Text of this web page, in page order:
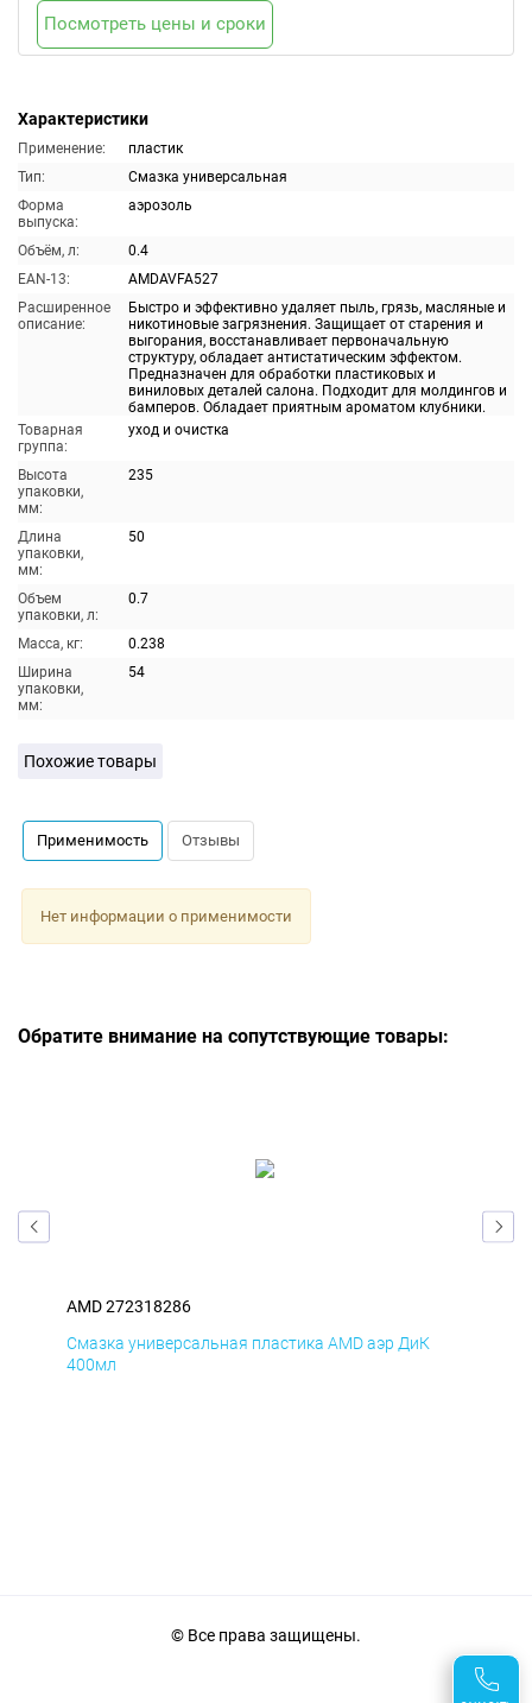
Характеристики
Применение:
пластик
Тип:
Смазка универсальная
Форма
выпуска:
аэрозоль
Объём, л:
0.4
EAN-13:
AMDAVFA527
Расширенное
описание:
Быстро и эффективно удаляет пыль, грязь, масляные и
никотиновые загрязнения. Защищает от старения и
выгорания, восстанавливает первоначальную
структуру, обладает антистатическим эффектом.
Предназначен для обработки пластиковых и
виниловых деталей салона. Подходит для молдингов и
бамперов. Обладает приятным ароматом клубники.
Товарная
группа:
уход и очистка
Высота
упаковки,
мм:
235
Длина
упаковки,
мм:
50
Объем
упаковки, л:
0.7
Масса, кг:
0.238
Ширина
упаковки,
мм:
54
Посмотреть цены и сроки
Похожие товары
Применимость Отзывы
Нет информации о применимости
Обратите внимание на сопутствующие товары:
AMD 272318286
Смазка универсальная пластика AMD аэр ДиК
400мл
© Все права защищены.